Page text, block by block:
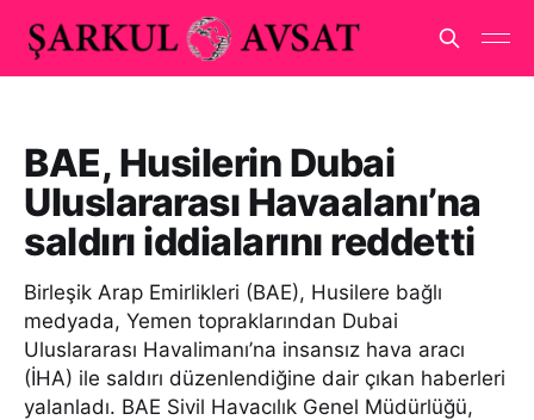
BAE, Husilerin Dubai
Uluslararası Havaalanı’na
saldırı iddialarını reddetti
Birleşik Arap Emirlikleri (BAE), Husilere bağlı
medyada, Yemen topraklarından Dubai
Uluslararası Havalimanı’na insansız hava aracı
(İHA) ile saldırı düzenlendiğine dair çıkan haberleri
yalanladı. BAE Sivil Havacılık Genel Müdürlüğü,